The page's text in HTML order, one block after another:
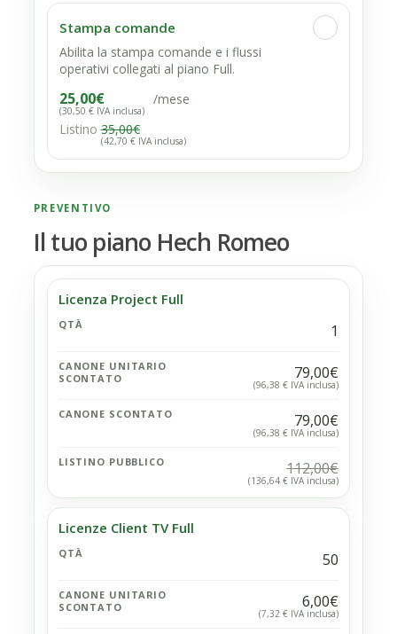
Stampa comande
Abilita la stampa comande e i flussi
operativi collegati al piano Full.
25,00€
(30,50 € IVA inclusa)
/mese
Listino35,00€
(42,70 € IVA inclusa)
PREVENTIVO
Il tuo piano Hech Romeo
Licenza Project Full
QTÀ 1
CANONE UNITARIO
SCONTATO
79,00€
(96,38 € IVA inclusa)
CANONE SCONTATO 79,00€
(96,38 € IVA inclusa)
LISTINO PUBBLICO 112,00€
(136,64 € IVA inclusa)
Licenze Client TV Full
QTÀ 50
CANONE UNITARIO
SCONTATO
6,00€
(7,32 € IVA inclusa)